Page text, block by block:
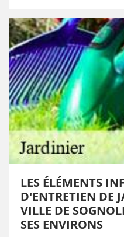
LES ÉLÉMENTS
D'ENTRETIEN DE
VILLE DE
SES ENVIRONS